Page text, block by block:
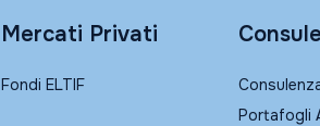
Mercati Privati
Fondi ELTIF
Portafogli